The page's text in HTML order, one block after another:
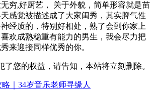
穷,好厨艺， 关于外貌，简单形容就是苗
感觉被描述成了大家闺秀，其实脾气性
经质的，特别好相处，熟了会到你家上
欢成熟稳重有能力的男生，我会尽力把
来迎接同样优秀的你。
了您的权益，请告知，本站将立刻删除。
｜34岁音乐老师寻缘人